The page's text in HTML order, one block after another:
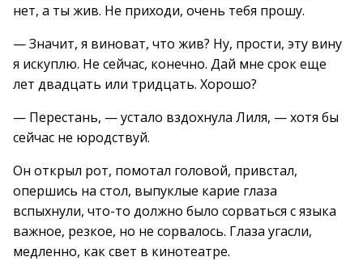
нет, а ты жив. Не приходи, очень тебя прошу.
— Значит, я виноват, что жив? Ну, прости, эту вину
я искуплю. Не сейчас, конечно. Дай мне срок еще
лет двадцать или тридцать. Хорошо?
— Перестань, — устало вздохнула Лиля, — хотя бы
сейчас не юродствуй.
Он открыл рот, помотал головой, привстал,
опершись на стол, выпуклые карие глаза
вспыхнули, что-то должно было сорваться с языка
важное, резкое, но не сорвалось. Глаза угасли,
медленно, как свет в кинотеатре.